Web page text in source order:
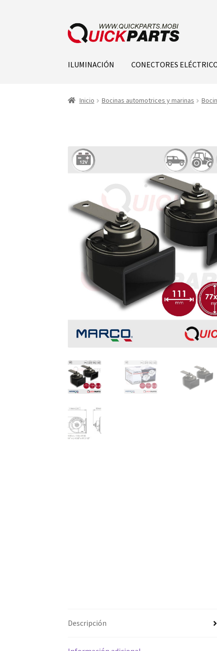
ILUMINACIÓN CONECTORES
Inicio Bocinas automotrices y marinas
Descripción